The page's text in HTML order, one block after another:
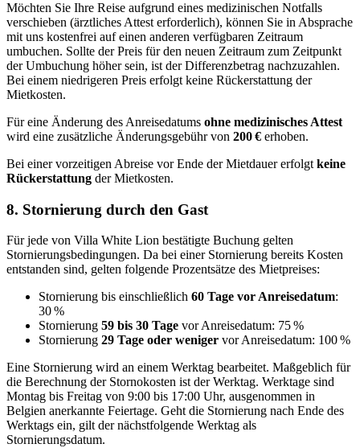
Möchten Sie Ihre Reise aufgrund eines medizinischen Notfalls
verschieben (ärztliches Attest erforderlich), können Sie in Absprache
mit uns kostenfrei auf einen anderen verfügbaren Zeitraum
umbuchen. Sollte der Preis für den neuen Zeitraum zum Zeitpunkt
der Umbuchung höher sein, ist der Differenzbetrag nachzuzahlen.
Bei einem niedrigeren Preis erfolgt keine Rückerstattung der
Mietkosten.
Für eine Änderung des Anreisedatums ohne medizinisches Attest
wird eine zusätzliche Änderungsgebühr von 200 € erhoben.
Bei einer vorzeitigen Abreise vor Ende der Mietdauer erfolgt keine
Rückerstattung der Mietkosten.
8. Stornierung durch den Gast
Für jede von Villa White Lion bestätigte Buchung gelten
Stornierungsbedingungen. Da bei einer Stornierung bereits Kosten
entstanden sind, gelten folgende Prozentsätze des Mietpreises:
Stornierung bis einschließlich 60 Tage vor Anreisedatum:
30 %
Stornierung 59 bis 30 Tage vor Anreisedatum: 75 %
Stornierung 29 Tage oder weniger vor Anreisedatum: 100 %
Eine Stornierung wird an einem Werktag bearbeitet. Maßgeblich für
die Berechnung der Stornokosten ist der Werktag. Werktage sind
Montag bis Freitag von 9:00 bis 17:00 Uhr, ausgenommen in
Belgien anerkannte Feiertage. Geht die Stornierung nach Ende des
Werktags ein, gilt der nächstfolgende Werktag als
Stornierungsdatum.